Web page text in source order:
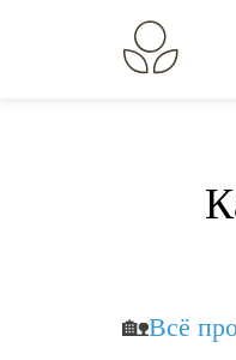
🏡Всё